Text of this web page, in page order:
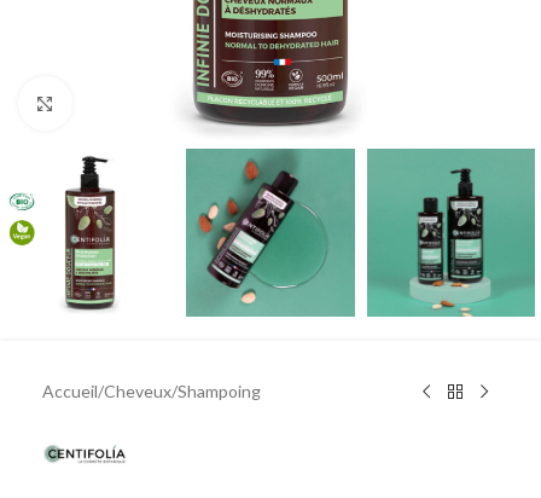
Accueil/Cheveux/Shampoing